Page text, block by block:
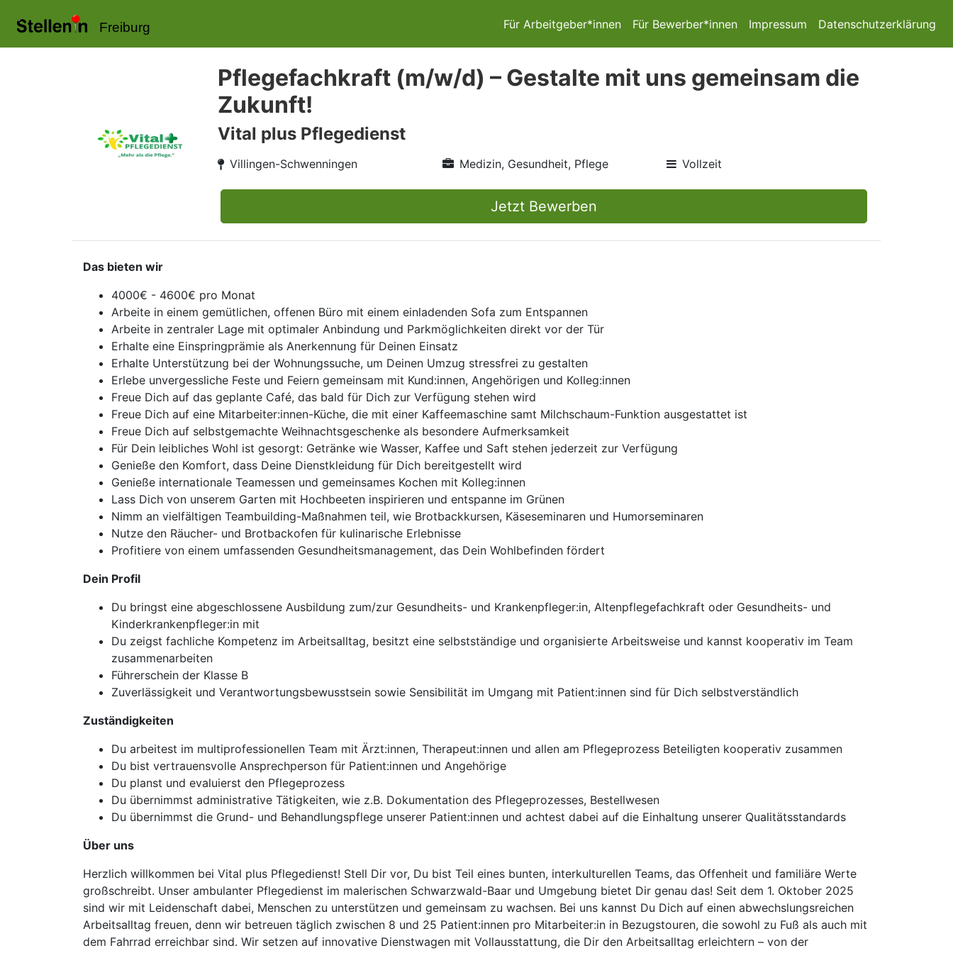
Freiburg Für Arbeitgeber*innen Für Bewerber*innen Impressum Datenschutzerklärung
Pflegefachkraft (m/w/d) – Gestalte mit uns gemeinsam die
Zukunft!
Vital plus Pflegedienst
Villingen-Schwenningen Medizin, Gesundheit, Pflege Vollzeit
Jetzt Bewerben
Das bieten wir
4000€ - 4600€ pro Monat
Arbeite in einem gemütlichen, offenen Büro mit einem einladenden Sofa zum Entspannen
Arbeite in zentraler Lage mit optimaler Anbindung und Parkmöglichkeiten direkt vor der Tür
Erhalte eine Einspringprämie als Anerkennung für Deinen Einsatz
Erhalte Unterstützung bei der Wohnungssuche, um Deinen Umzug stressfrei zu gestalten
Erlebe unvergessliche Feste und Feiern gemeinsam mit Kund:innen, Angehörigen und Kolleg:innen
Freue Dich auf das geplante Café, das bald für Dich zur Verfügung stehen wird
Freue Dich auf eine Mitarbeiter:innen-Küche, die mit einer Kaffeemaschine samt Milchschaum-Funktion ausgestattet ist
Freue Dich auf selbstgemachte Weihnachtsgeschenke als besondere Aufmerksamkeit
Für Dein leibliches Wohl ist gesorgt: Getränke wie Wasser, Kaffee und Saft stehen jederzeit zur Verfügung
Genieße den Komfort, dass Deine Dienstkleidung für Dich bereitgestellt wird
Genieße internationale Teamessen und gemeinsames Kochen mit Kolleg:innen
Lass Dich von unserem Garten mit Hochbeeten inspirieren und entspanne im Grünen
Nimm an vielfältigen Teambuilding-Maßnahmen teil, wie Brotbackkursen, Käseseminaren und Humorseminaren
Nutze den Räucher- und Brotbackofen für kulinarische Erlebnisse
Profitiere von einem umfassenden Gesundheitsmanagement, das Dein Wohlbefinden fördert
Dein Profil
Du bringst eine abgeschlossene Ausbildung zum/zur Gesundheits- und Krankenpfleger:in, Altenpflegefachkraft oder Gesundheits- und
Kinderkrankenpfleger:in mit
Du zeigst fachliche Kompetenz im Arbeitsalltag, besitzt eine selbstständige und organisierte Arbeitsweise und kannst kooperativ im Team
zusammenarbeiten
Führerschein der Klasse B
Zuverlässigkeit und Verantwortungsbewusstsein sowie Sensibilität im Umgang mit Patient:innen sind für Dich selbstverständlich
Zuständigkeiten
Du arbeitest im multiprofessionellen Team mit Ärzt:innen, Therapeut:innen und allen am Pflegeprozess Beteiligten kooperativ zusammen
Du bist vertrauensvolle Ansprechperson für Patient:innen und Angehörige
Du planst und evaluierst den Pflegeprozess
Du übernimmst administrative Tätigkeiten, wie z.B. Dokumentation des Pflegeprozesses, Bestellwesen
Du übernimmst die Grund- und Behandlungspflege unserer Patient:innen und achtest dabei auf die Einhaltung unserer Qualitätsstandards
Über uns
Herzlich willkommen bei Vital plus Pflegedienst! Stell Dir vor, Du bist Teil eines bunten, interkulturellen Teams, das Offenheit und familiäre Werte
großschreibt. Unser ambulanter Pflegedienst im malerischen Schwarzwald-Baar und Umgebung bietet Dir genau das! Seit dem 1. Oktober 2025
sind wir mit Leidenschaft dabei, Menschen zu unterstützen und gemeinsam zu wachsen. Bei uns kannst Du Dich auf einen abwechslungsreichen
Arbeitsalltag freuen, denn wir betreuen täglich zwischen 8 und 25 Patient:innen pro Mitarbeiter:in in Bezugstouren, die sowohl zu Fuß als auch mit
dem Fahrrad erreichbar sind. Wir setzen auf innovative Dienstwagen mit Vollausstattung, die Dir den Arbeitsalltag erleichtern – von der